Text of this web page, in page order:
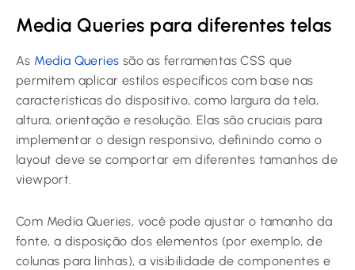
Media Queries para diferentes telas
As Media Queries são as ferramentas CSS que
permitem aplicar estilos específicos com base nas
características do dispositivo, como largura da tela,
altura, orientação e resolução. Elas são cruciais para
implementar o design responsivo, definindo como o
layout deve se comportar em diferentes tamanhos de
viewport.
Com Media Queries, você pode ajustar o tamanho da
fonte, a disposição dos elementos (por exemplo, de
colunas para linhas), a visibilidade de componentes e